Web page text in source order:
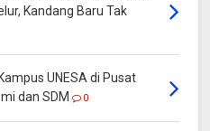
Kandang Baru Tak
UNESA di Pusat
dan SDM
0